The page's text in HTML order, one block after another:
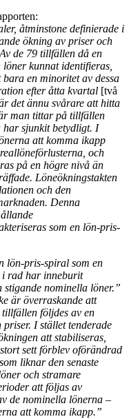
åtminstone definierade i
ökning av priser och
de 79 tillfällen då en
kunnat identifieras,
en minoritet av dessa
efter åtta kvartal [två
det ännu svårare att hitta
man tittar på tillfällen
har sjunkit betydligt. I
att komma ikapp
och
på en högre nivå än
Löneökningstakten
och den
Denna
som en lön-pris-
lön-pris-spiral som en
rad har inneburit
stigande nominella löner.”
är överraskande att
följdes av en
I stället tenderade
att stabiliseras,
sett förblev oförändrad
liknar den senaste
och stramare
att följas av
de nominella lönerna –
att komma ikapp.”